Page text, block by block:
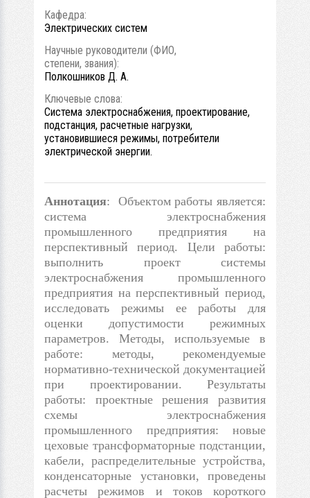
Кафедра:
Электрических систем
Научные руководители (ФИО,
степени, звания):
Полкошников Д. А.
Ключевые слова:
Система электроснабжения, проектирование,
подстанция, расчетные нагрузки,
установившиеся режимы, потребители
электрической энергии.
Аннотация: Объектом работы является:
система электроснабжения
промышленного предприятия на
перспективный период. Цели работы:
выполнить проект системы
электроснабжения промышленного
предприятия на перспективный период,
исследовать режимы ее работы для
оценки допустимости режимных
параметров. Методы, используемые в
работе: методы, рекомендуемые
нормативно-технической документацией
при проектировании. Результаты
работы: проектные решения развития
схемы электроснабжения
промышленного предприятия: новые
цеховые трансформаторные подстанции,
кабели, распределительные устройства,
конденсаторные установки, проведены
расчеты режимов и токов короткого